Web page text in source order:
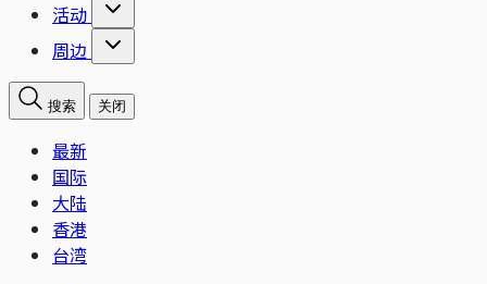
活动
周边
搜索 关闭
最新
国际
大陆
香港
台湾